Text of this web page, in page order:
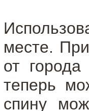
месте.
от
теперь
спину